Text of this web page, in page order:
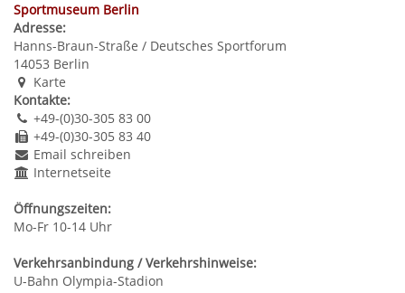
Sportmuseum Berlin
Adresse:
Hanns-Braun-Straße / Deutsches Sportforum
14053 Berlin
Karte
Kontakte:
+49-(0)30-305 83 00
+49-(0)30-305 83 40
Email schreiben
Internetseite
Öffnungszeiten:
Mo-Fr 10-14 Uhr
Verkehrsanbindung / Verkehrshinweise:
U-Bahn Olympia-Stadion